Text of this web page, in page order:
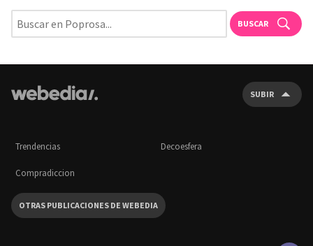
BUSCAR
SUBIR
Trendencias Decoesfera
Compradiccion
OTRAS PUBLICACIONES DE WEBEDIA